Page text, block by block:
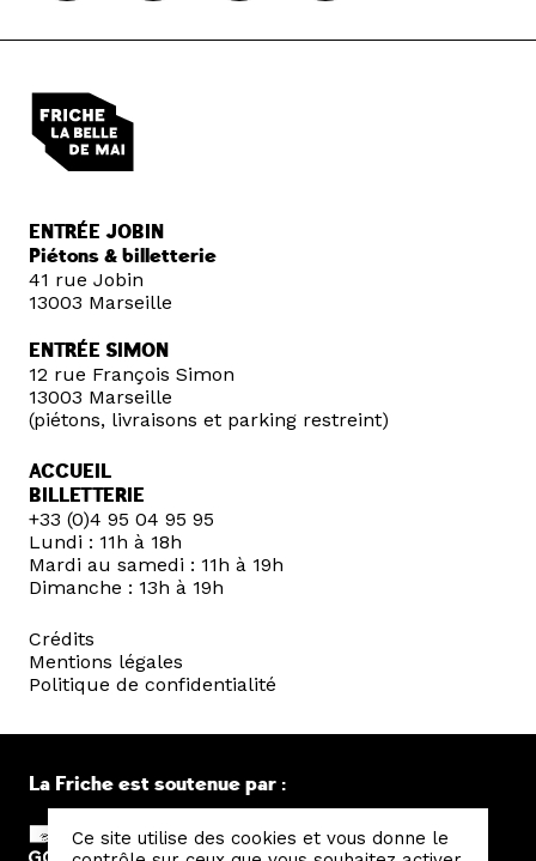
ENTRÉE JOBIN
Piétons & billetterie
41 rue Jobin
13003 Marseille
ENTRÉE SIMON
12 rue François Simon
13003 Marseille
(piétons, livraisons et parking restreint)
ACCUEIL
BILLETTERIE
+33 (0)4 95 04 95 95
Lundi : 11h à 18h
Mardi au samedi : 11h à 19h
Dimanche : 13h à 19h
Crédits
Mentions légales
Politique de confidentialité
La Friche est soutenue par :
Ce site utilise des cookies et vous donne le